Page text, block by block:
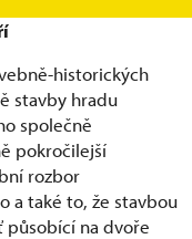
historických
stavby hradu
společně
pokročilejší
rozbor
a také to, že stavbou
působící na dvoře